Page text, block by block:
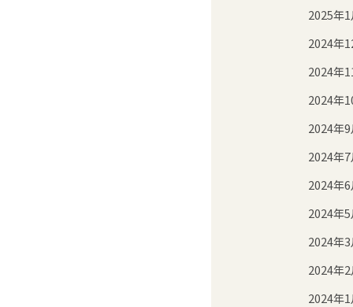
2025年1
2024年
2024年
2024年
2024年9
2024年7
2024年6
2024年5
2024年3
2024年2
2024年1